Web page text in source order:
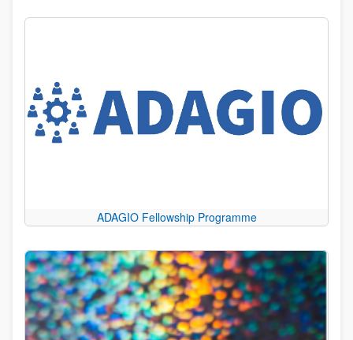
ADAGIO Fellowship Programme